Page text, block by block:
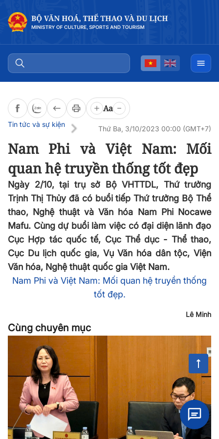
Aa
Tin tức và sự kiện
Thứ Ba, 3/10/2023 00:00 (GMT+7)
Nam Phi và Việt Nam: Mối
quan hệ truyền thống tốt đẹp
Ngày 2/10, tại trụ sở Bộ VHTTDL, Thứ trưởng
Trịnh Thị Thủy đã có buổi tiếp Thứ trưởng Bộ Thể
thao, Nghệ thuật và Văn hóa Nam Phi Nocawe
Mafu. Cùng dự buổi làm việc có đại diện lãnh đạo
Cục Hợp tác quốc tế, Cục Thể dục - Thể thao,
Cục Du lịch quốc gia, Vụ Văn hóa dân tộc, Viện
Văn hóa, Nghệ thuật quốc gia Việt Nam.
Nam Phi và Việt Nam: Mối quan hệ truyền thống
tốt đẹp.
Lê Minh
Cùng chuyên mục
Đọc bài